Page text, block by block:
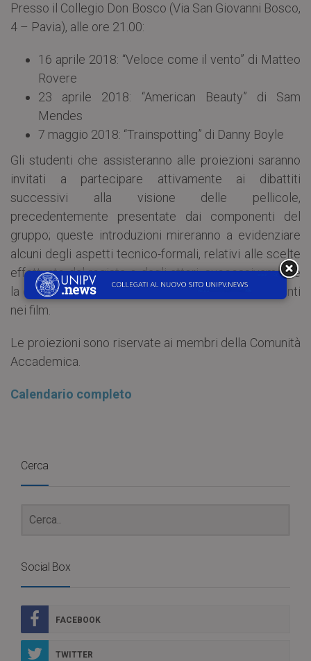
Presso il Collegio Don Bosco (Via San Giovanni Bosco,
4 – Pavia), alle ore 21.00:
16 aprile 2018: “Veloce come il vento” di Matteo
Rovere
23 aprile 2018: “American Beauty” di Sam
Mendes
7 maggio 2018: “Trainspotting” di Danny Boyle
Gli studenti che assisteranno alle proiezioni saranno
invitati a partecipare attivamente ai dibattiti
successivi alla visione delle pellicole,
precedentemente presentate dai componenti del
gruppo; queste introduzioni mireranno a evidenziare
alcuni degli aspetti tecnico-formali, relativi alle scelte
effettuate dal regista o dagli attori, successivamente
la discussione sarà portata sui principali temi presenti
nei film.
Le proiezioni sono riservate ai membri della Comunità
Accademica.
Calendario completo
Cerca
Social Box
FACEBOOK
TWITTER